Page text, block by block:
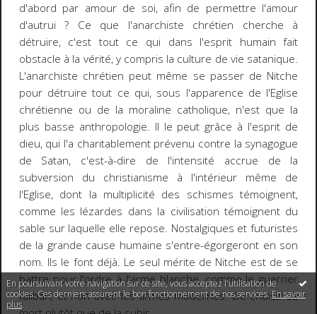
En poursuivant votre navigation sur ce site, vous acceptez l'utilisation de
cookies. Ces derniers assurent le bon fonctionnement de nos services.En savoir
plus.
d'abord par amour de soi, afin de permettre l'amour
d'autrui ? Ce que l'anarchiste chrétien cherche à
détruire, c'est tout ce qui dans l'esprit humain fait
obstacle à la vérité, y compris la culture de vie satanique.
L'anarchiste chrétien peut même se passer de Nitche
pour détruire tout ce qui, sous l'apparence de l'Eglise
chrétienne ou de la moraline catholique, n'est que la
plus basse anthropologie. Il le peut grâce à l'esprit de
dieu, qui l'a charitablement prévenu contre la synagogue
de Satan, c'est-à-dire de l'intensité accrue de la
subversion du christianisme à l'intérieur même de
l'Eglise, dont la multiplicité des schismes témoignent,
comme les lézardes dans la civilisation témoignent du
sable sur laquelle elle repose. Nostalgiques et futuristes
de la grande cause humaine s'entre-égorgeront en son
nom. Ils le font déjà. Le seul mérite de Nitche est de se
battre pour l'ordre à l'arme blanche, comme le guerrier
taliban, et non avec les armes modernes. De choisir sa